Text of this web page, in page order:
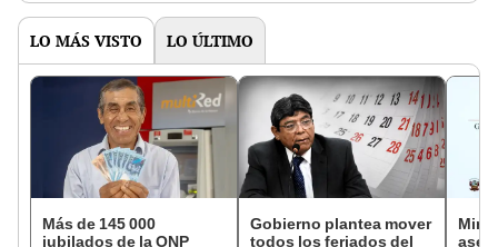
LO MÁS VISTO LO ÚLTIMO
Más de 145 000
jubilados de la ONP
Gobierno plantea mover
todos los feriados del